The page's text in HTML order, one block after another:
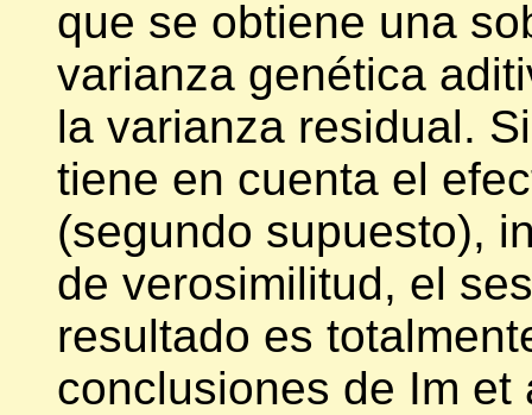
que se obtiene una
varianza genética
la varianza residual.
tiene en cuenta el
(segundo supuesto),
de verosimilitud, el
resultado es
conclusiones de Im et